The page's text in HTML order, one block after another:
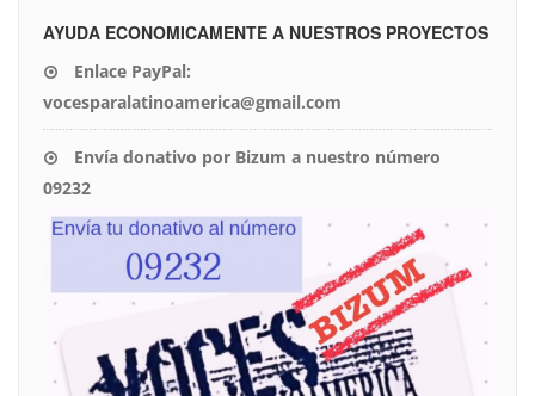
AYUDA ECONOMICAMENTE A NUESTROS PROYECTOS
Enlace PayPal:
vocesparalatinoamerica@gmail.com
Envía donativo por Bizum a nuestro número
09232